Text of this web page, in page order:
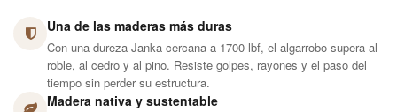
Una de las maderas más duras
Con una dureza Janka cercana a 1700 lbf, el algarrobo supera al
roble, al cedro y al pino. Resiste golpes, rayones y el paso del
tiempo sin perder su estructura.
Madera nativa y sustentable